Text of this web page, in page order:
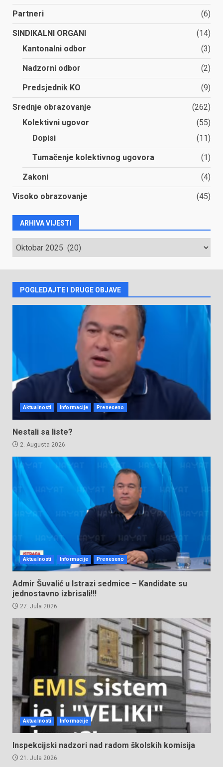
Partneri (6)
SINDIKALNI ORGANI
(14)
Kantonalni odbor
(3)
Nadzorni odbor (2)
Predsjednik KO (9)
Srednje obrazovanje
(262)
Kolektivni ugovor
(55)
Dopisi
(11)
Tumačenje kolektivnog ugovora (1)
Zakoni (4)
Visoko obrazovanje (45)
ARHIVA VIJESTI
ARHIVA
VIJESTI
POGLEDAJTE I DRUGE OBJAVE
Aktualnosti Informacije Preneseno
Nestali sa liste?
2. Augusta 2026.
Aktualnosti Informacije Preneseno
Admir Šuvalić u Istrazi sedmice – Kandidate su
jednostavno izbrisali!!!
27. Jula 2026.
Aktualnosti Informacije
Inspekcijski nadzori nad radom školskih komisija
21. Jula 2026.